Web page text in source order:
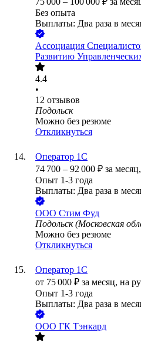
Без опыта
Выплаты: Два раза в
Ассоциация
Развитию
4.4
•
12 отзывов
Подольск
Можно без резюме
Откликнуться
Оператор 1С
74 700 – 92 000 ₽ за месяц,
Опыт 1-3 года
Выплаты: Два раза в
ООО Стим Фуд
Подольск (Московская
Можно без резюме
Откликнуться
Оператор 1С
от 75 000 ₽ за месяц, на
Опыт 1-3 года
Выплаты: Два раза в
ООО ГК Тэнкард